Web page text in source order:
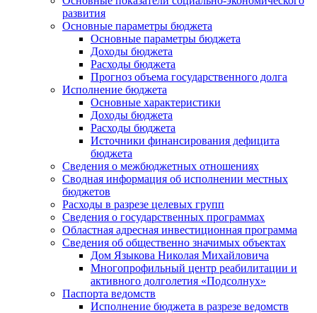
развития
Основные параметры бюджета
Основные параметры бюджета
Доходы бюджета
Расходы бюджета
Прогноз объема государственного долга
Исполнение бюджета
Основные характеристики
Доходы бюджета
Расходы бюджета
Источники финансирования дефицита
бюджета
Сведения о межбюджетных отношениях
Сводная информация об исполнении местных
бюджетов
Расходы в разрезе целевых групп
Сведения о государственных программах
Областная адресная инвестиционная программа
Сведения об общественно значимых объектах
Дом Языкова Николая Михайловича
Многопрофильный центр реабилитации и
активного долголетия «Подсолнух»
Паспорта ведомств
Исполнение бюджета в разрезе ведомств